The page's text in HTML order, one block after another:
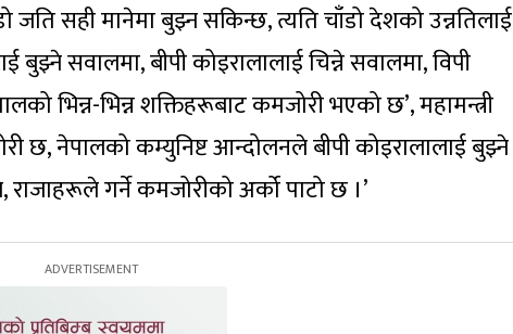
जति सही मानेमा बुझ्न सकिन्छ, त्यति चाँडो देशको उन्नतिलाई
सवालमा, बीपी कोइरालालाई चिन्ने सवालमा, विपी
भिन्न-भिन्न शक्तिहरूबाट कमजोरी भएको छ’, महामन्त्री
छ, नेपालको कम्युनिष्ट आन्दोलनले बीपी कोइरालालाई बुझ्ने
गर्ने कमजोरीको अर्को पाटो छ ।’